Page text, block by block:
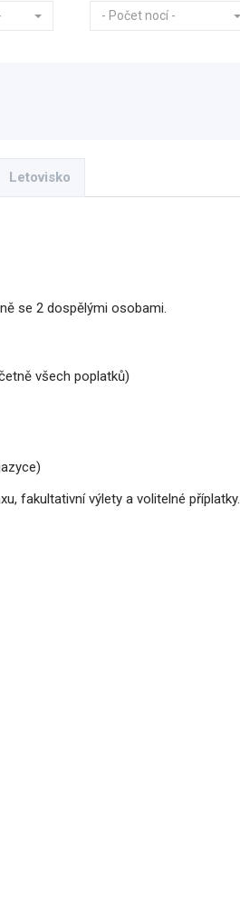
- Počet nocí -
Letovisko
se 2 dospělými osobami.
všech poplatků)
fakultativní výlety a volitelné příplatky.